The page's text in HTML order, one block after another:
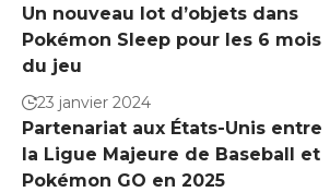
Un nouveau lot d’objets dans
Pokémon Sleep pour les 6 mois
du jeu
23 janvier 2024
Partenariat aux États-Unis entre
la Ligue Majeure de Baseball et
Pokémon GO en 2025